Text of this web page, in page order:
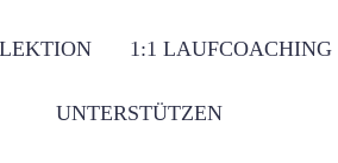
1:1 LAUFCOACHING
UNTERSTÜTZEN